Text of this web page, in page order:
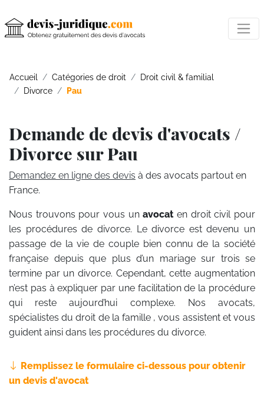
Accueil Catégories de droit
Droit civil & familial
Divorce
Pau
Demande de devis d'avocats /
Divorce sur Pau
Demandez en ligne des devis à des avocats partout en
France.
Nous trouvons pour vous unavocaten droit civil pour
les procédures de divorce. Le divorce est devenu un
passage de la vie de couple bien connu de la société
française depuis que plus d’un mariage sur trois se
termine par un divorce. Cependant, cette augmentation
n’est pas à expliquer par une facilitation de la procédure
qui reste aujourd’hui complexe. Nos avocats,
spécialistes du droit de la famille , vous assistent et vous
guident ainsi dans les procédures du divorce.
Remplissez le formulaire ci-dessous pour obtenir
un devis d'avocat